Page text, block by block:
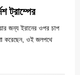
ট্রাম্পের
জন্য ইরানের ওপর চাপ
করেছেন, ওই জলপথে